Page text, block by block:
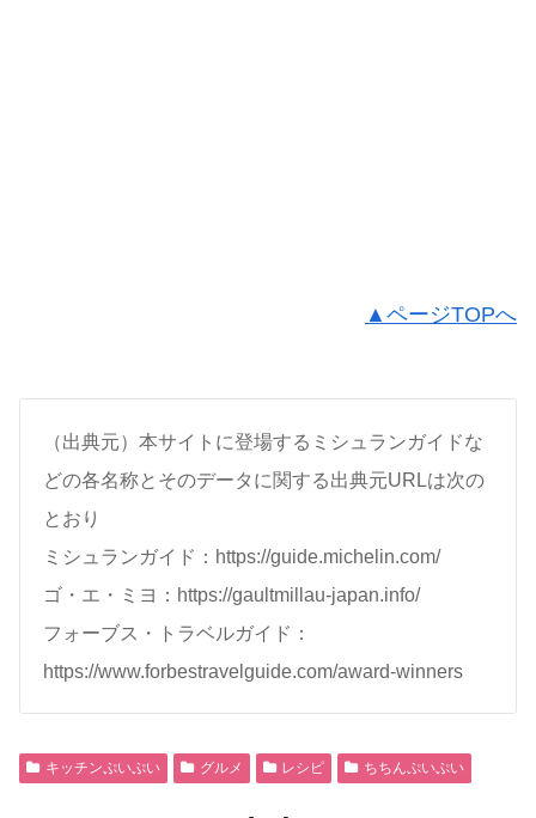
▲ページTOPへ
（出典元）本サイトに登場するミシュランガイドな
どの各名称とそのデータに関する出典元URLは次の
とおり
ミシュランガイド：https://guide.michelin.com/
ゴ・エ・ミヨ：https://gaultmillau-japan.info/
フォーブス・トラベルガイド：
https://www.forbestravelguide.com/award-winners
キッチンぷいぷい グルメ レシピ ちちんぷいぷい